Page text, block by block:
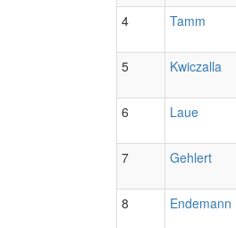
4 Tamm
5 Kwiczalla
6 Laue
7 Gehlert
8 Endemann